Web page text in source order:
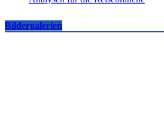
Bildergalerien